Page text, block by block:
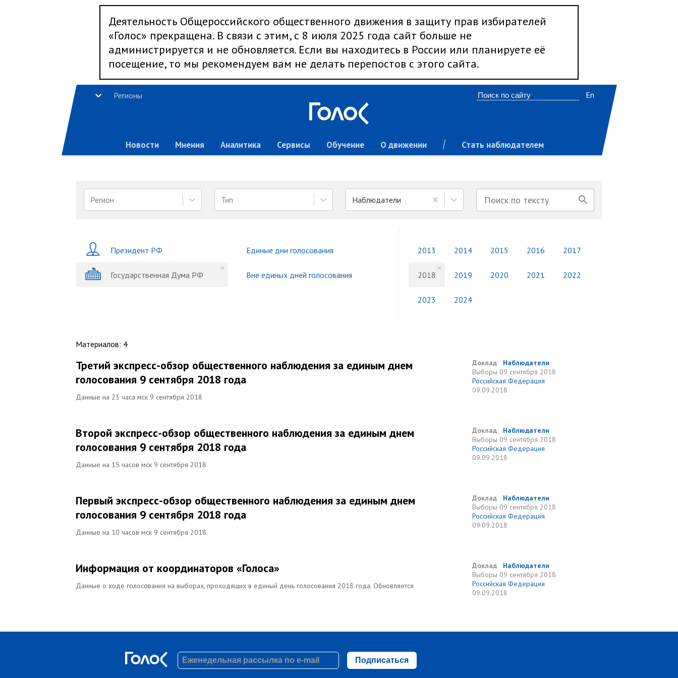
Деятельность Общероссийского общественного движения в защиту прав избирателей
«Голос» прекращена. В связи с этим, с 8 июля 2025 года сайт больше не
администрируется и не обновляется. Если вы находитесь в России или планируете её
посещение, то мы рекомендуем вам не делать перепостов с этого сайта.
Регионы
Новости Мнения Аналитика Сервисы Обучение О движении Стать наблюдателем
En
Регион Тип Наблюдатели
Президент РФ
Государственная Дума РФ
Единые дни голосования
Вне единых дней голосования
2013 2014 2015 2016 2017
2018 2019 2020 2021 2022
2023 2024
Материалов: 4
Третий экспресс-обзор общественного наблюдения за единым днем
голосования 9 сентября 2018 года
Данные на 23 часа мск 9 сентября 2018
Доклад
Наблюдатели
Выборы 09 сентября 2018
Российская Федерация
09.09.2018
Второй экспресс-обзор общественного наблюдения за единым днем
голосования 9 сентября 2018 года
Данные на 15 часов мск 9 сентября 2018
Доклад
Наблюдатели
Выборы 09 сентября 2018
Российская Федерация
09.09.2018
Первый экспресс-обзор общественного наблюдения за единым днем
голосования 9 сентября 2018 года
Данные на 10 часов мск 9 сентября 2018
Доклад
Наблюдатели
Выборы 09 сентября 2018
Российская Федерация
09.09.2018
Информация от координаторов «Голоса»
Данные о ходе голосования на выборах, проходящих в единый день голосования 2018 года. Обновляется
Доклад
Наблюдатели
Выборы 09 сентября 2018
Российская Федерация
09.09.2018
Подписаться